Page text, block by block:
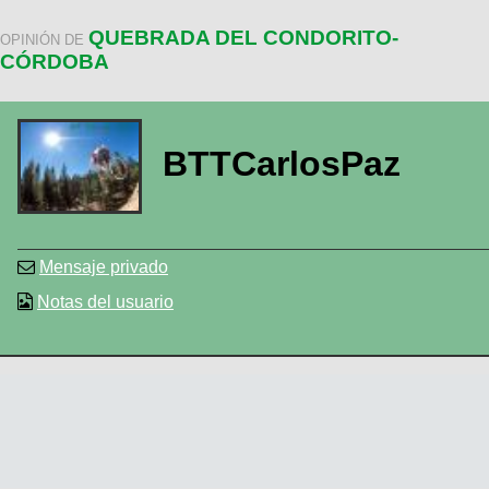
OPINIÓN DE QUEBRADA DEL CONDORITO-
CÓRDOBA
BTTCarlosPaz
Mensaje privado
Notas del usuario